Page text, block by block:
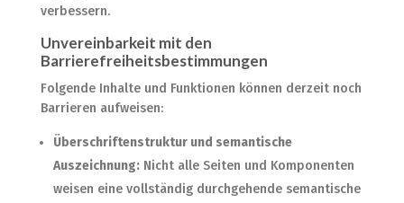
verbessern.
Unvereinbarkeit mit den
Barrierefreiheitsbestimmungen
Folgende Inhalte und Funktionen können derzeit noch
Barrieren aufweisen:
Überschriftenstruktur und semantische
Auszeichnung:Nicht alle Seiten und Komponenten
weisen eine vollständig durchgehende semantische